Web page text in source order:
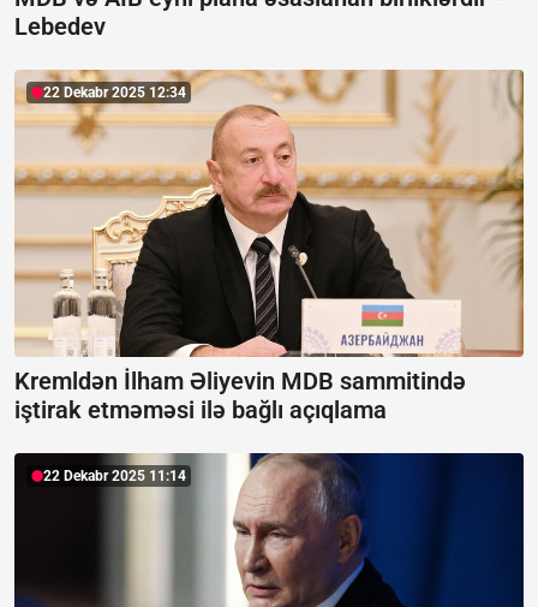
Lebedev
22 Dekabr 2025 12:34
Kremldən İlham Əliyevin MDB sammitində
iştirak etməməsi ilə bağlı açıqlama
22 Dekabr 2025 11:14